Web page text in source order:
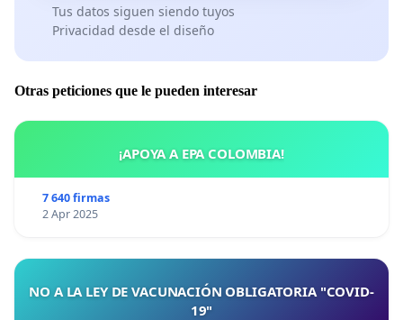
Tus datos siguen siendo tuyos
Privacidad desde el diseño
Otras peticiones que le pueden interesar
¡APOYA A EPA COLOMBIA!
7 640 firmas
2 Apr 2025
NO A LA LEY DE VACUNACIÓN OBLIGATORIA "COVID-
19"